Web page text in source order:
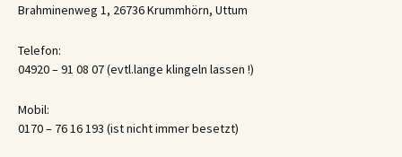
Brahminenweg 1, 26736 Krummhörn, Uttum
Telefon:
04920 – 91 08 07 (evtl.lange klingeln lassen !)
Mobil:
0170 – 76 16 193 (ist nicht immer besetzt)